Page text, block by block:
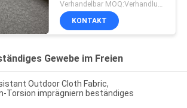
KONTAKT
Gewebe im Freien
Outdoor Cloth Fabric,
Torsion imprägniern beständiges